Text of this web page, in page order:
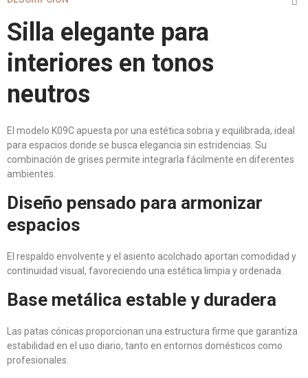
Silla elegante para
interiores en tonos
neutros
El modelo K09C apuesta por una estética sobria y equilibrada, ideal
para espacios donde se busca elegancia sin estridencias. Su
combinación de grises permite integrarla fácilmente en diferentes
ambientes.
Diseño pensado para armonizar
espacios
El respaldo envolvente y el asiento acolchado aportan comodidad y
continuidad visual, favoreciendo una estética limpia y ordenada.
Base metálica estable y duradera
Las patas cónicas proporcionan una estructura firme que garantiza
estabilidad en el uso diario, tanto en entornos domésticos como
profesionales.